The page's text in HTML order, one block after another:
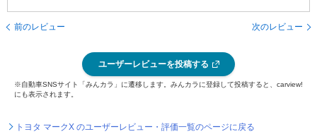
前のレビュー 次のレビュー
ユーザーレビューを投稿する
※自動車SNSサイト「みんカラ」に遷移します。みんカラに登録して投稿すると、carview!
にも表示されます。
トヨタ マークX のユーザーレビュー・評価一覧のページに戻る